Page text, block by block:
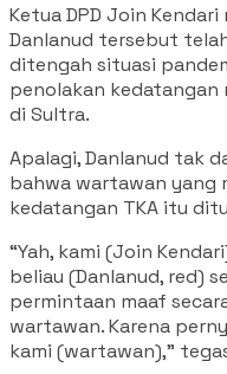
Ketua DPD Join
Danlanud tersebut
ditengah situasi
penolakan kedatangan
di Sultra.
Apalagi, Danlanud tak
bahwa wartawan yang
kedatangan TKA itu
“Yah, kami (Join
beliau (Danlanud, red)
permintaan maaf
wartawan. Karena
kami (wartawan),”